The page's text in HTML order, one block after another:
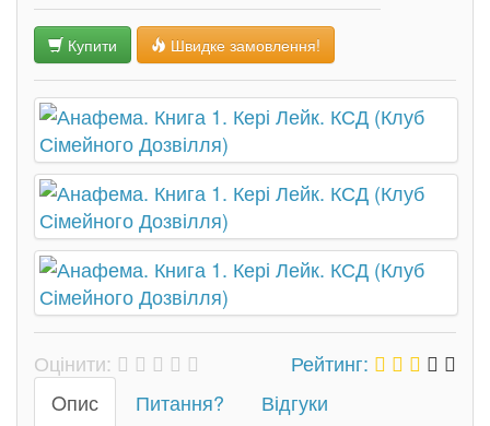
Купити Швидке замовлення!
Рейтинг:
Оцінити:
Oпис
Питання?
Відгуки